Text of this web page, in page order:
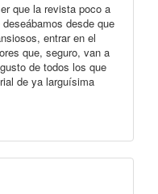
que la revista poco a
desde que
entrar en el
que, seguro, van a
de todos los que
de ya larguísima